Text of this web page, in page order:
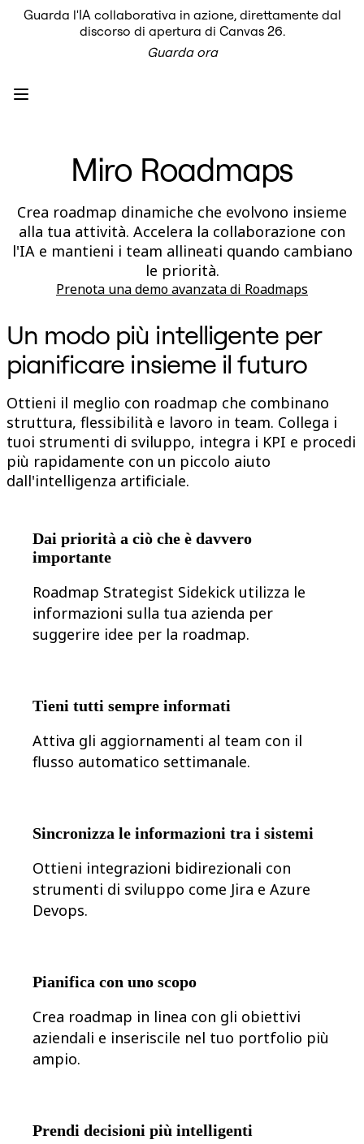
In primo piano
Intelligent Canvas™
Connettori
Server MCP
Esplora i playbook di IA
Blueprint
Integrazioni
Sicurezza
Enterprise Guard
Piattaforma per sviluppatori
Scarica le app
Diagrammi
Kanban
Timeline
Talktrack
Docs
Slides
Casi d'uso
In primo piano
Esplora i playbook di IA
Esplora Miroverse
Generale
Brainstorming
Mappe concettuali
Contenuti specializzati
Creazione di roadmap
Progettazione tecnica e documentazione
Design Workshops
Planning & Delivery
Org design
Soluzioni
Per segmento aziendale
Per settore
Produzione
Retail
Servizi finanziari
Leadership di prodotto e operazioni
Marketing
IT
Progettazione dell'esperienza cliente e dei servizi
Trasformazione cloud e software
Guarda l'IA collaborativa in azione, direttamente dal
discorso di apertura di Canvas 26.
Guarda ora
Miro Roadmaps
Crea roadmap dinamiche che evolvono insieme
alla tua attività. Accelera la collaborazione con
l'IA e mantieni i team allineati quando cambiano
le priorità.
Prenota una demo avanzata di Roadmaps
Un modo più intelligente per
pianificare insieme il futuro
Ottieni il meglio con roadmap che combinano
struttura, flessibilità e lavoro in team. Collega i
tuoi strumenti di sviluppo, integra i KPI e procedi
più rapidamente con un piccolo aiuto
dall'intelligenza artificiale.
Dai priorità a ciò che è davvero
importante
Roadmap Strategist Sidekick utilizza le
informazioni sulla tua azienda per
suggerire idee per la roadmap.
Tieni tutti sempre informati
Attiva gli aggiornamenti al team con il
flusso automatico settimanale.
Sincronizza le informazioni tra i sistemi
Ottieni integrazioni bidirezionali con
strumenti di sviluppo come Jira e Azure
Devops.
Pianifica con uno scopo
Crea roadmap in linea con gli obiettivi
aziendali e inseriscile nel tuo portfolio più
ampio.
Prendi decisioni più intelligenti